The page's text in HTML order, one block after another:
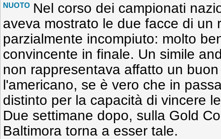
NUOTO Nel corso dei campionati
aveva mostrato le due facce di un
parzialmente incompiuto: molto
convincente in finale. Un simile
non rappresentava affatto un
l'americano, se è vero che in
distinto per la capacità di vincere
Due settimane dopo, sulla Gold
Baltimora torna a esser tale.